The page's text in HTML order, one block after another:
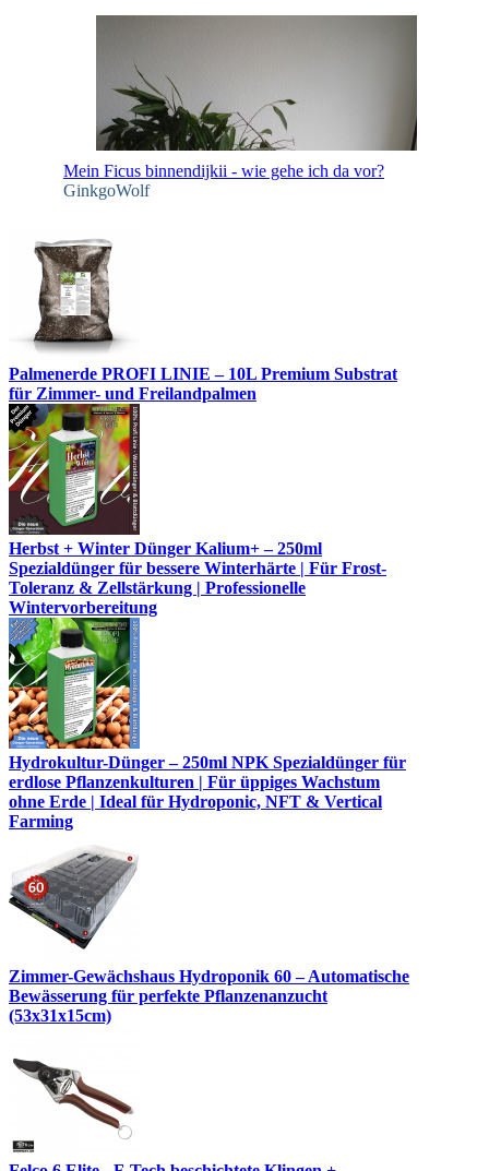
Mein Ficus binnendijkii - wie gehe ich da vor?
GinkgoWolf
Palmenerde PROFI LINIE – 10L Premium Substrat
für Zimmer- und Freilandpalmen
Herbst + Winter Dünger Kalium+ – 250ml
Spezialdünger für bessere Winterhärte | Für Frost-
Toleranz & Zellstärkung | Professionelle
Wintervorbereitung
Hydrokultur-Dünger – 250ml NPK Spezialdünger für
erdlose Pflanzenkulturen | Für üppiges Wachstum
ohne Erde | Ideal für Hydroponic, NFT & Vertical
Farming
Zimmer-Gewächshaus Hydroponik 60 – Automatische
Bewässerung für perfekte Pflanzenanzucht
(53x31x15cm)